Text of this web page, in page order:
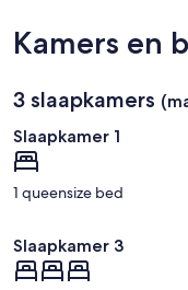
Kamers en
3 slaapkamers
Slaapkamer 1
1 queensize bed
Slaapkamer 3